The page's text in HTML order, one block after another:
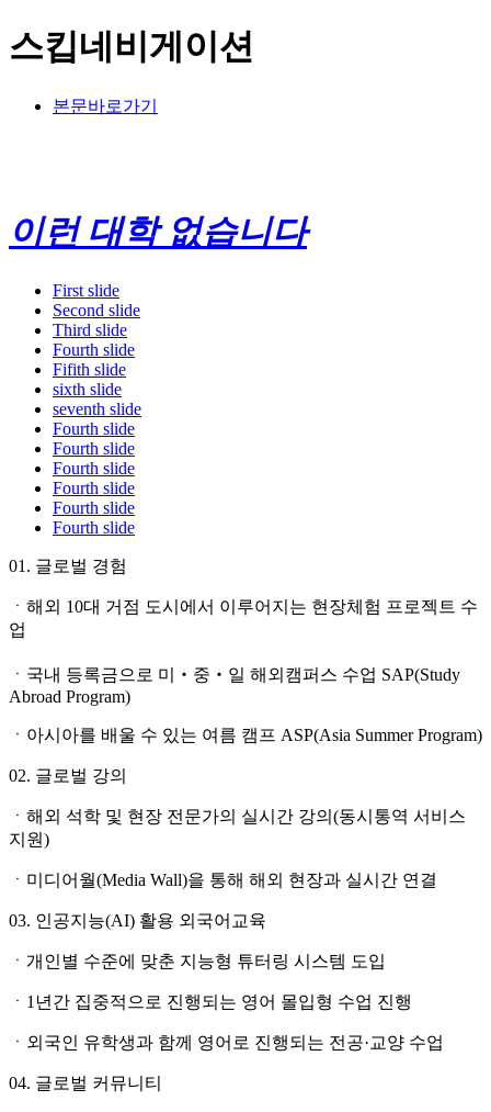
스킵네비게이션
본문바로가기
이런 대학 없습니다
First slide
Second slide
Third slide
Fourth slide
Fifith slide
sixth slide
seventh slide
Fourth slide
Fourth slide
Fourth slide
Fourth slide
Fourth slide
Fourth slide
01. 글로벌 경험
ㆍ해외 10대 거점 도시에서 이루어지는 현장체험 프로젝트 수
업
ㆍ국내 등록금으로 미‧중‧일 해외캠퍼스 수업 SAP(Study
Abroad Program)
ㆍ아시아를 배울 수 있는 여름 캠프 ASP(Asia Summer Program)
02. 글로벌 강의
ㆍ해외 석학 및 현장 전문가의 실시간 강의(동시통역 서비스
지원)
ㆍ미디어월(Media Wall)을 통해 해외 현장과 실시간 연결
03. 인공지능(AI) 활용 외국어교육
ㆍ개인별 수준에 맞춘 지능형 튜터링 시스템 도입
ㆍ1년간 집중적으로 진행되는 영어 몰입형 수업 진행
ㆍ외국인 유학생과 함께 영어로 진행되는 전공·교양 수업
04. 글로벌 커뮤니티